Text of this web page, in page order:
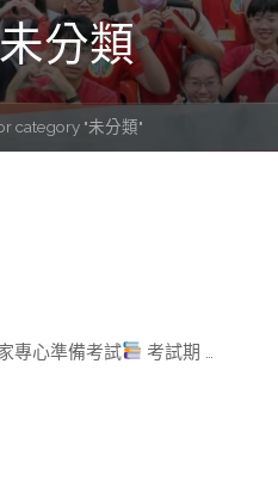
分類
category "未分類"
專心準備考試 考試期 …